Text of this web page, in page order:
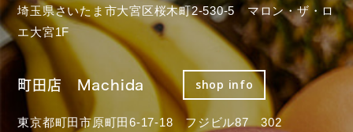
埼玉県さいたま市大宮区桜木町2-530-5 マロン・ザ・ロ
エ大宮1F
町田店 Machida shop info
東京都町田市原町田6-17-18 フジビル87 302